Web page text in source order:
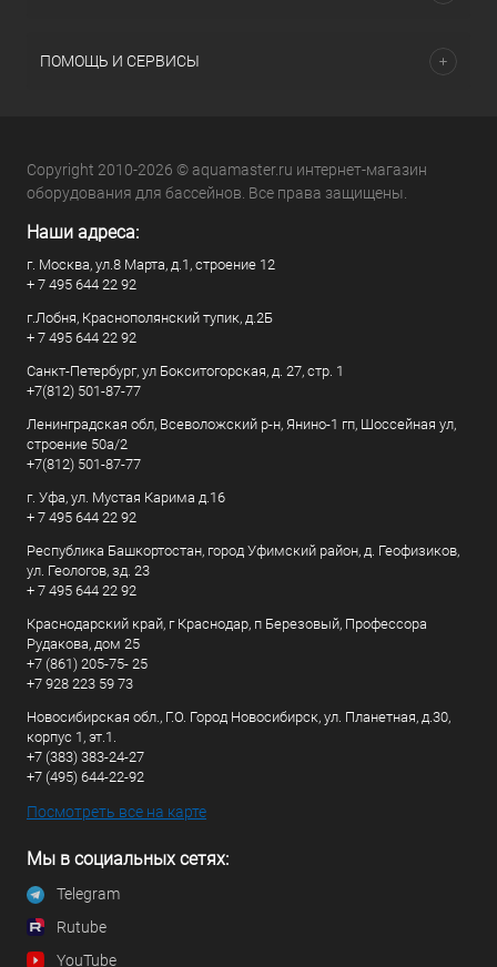
ПОМОЩЬ И СЕРВИСЫ
Copyright 2010-2026 © aquamaster.ru интернет-магазин
оборудования для бассейнов. Все права защищены.
Наши адреса:
г. Москва, ул.8 Марта, д.1, строение 12
+ 7 495 644 22 92
г.Лобня, Краснополянский тупик, д.2Б
+ 7 495 644 22 92
Санкт-Петербург, ул Бокситогорская, д. 27, стр. 1
+7(812) 501-87-77
Ленинградская обл, Всеволожский р-н, Янино-1 гп, Шоссейная ул,
строение 50а/2
+7(812) 501-87-77
г. Уфа, ул. Мустая Карима д.16
+ 7 495 644 22 92
Республика Башкортостан, город Уфимский район, д. Геофизиков,
ул. Геологов, зд. 23
+ 7 495 644 22 92
Краснодарский край, г Краснодар, п Березовый, Профессора
Рудакова, дом 25
+7 (861) 205-75- 25
+7 928 223 59 73
Новосибирская обл., Г.О. Город Новосибирск, ул. Планетная, д.30,
корпус 1, эт.1.
+7 (383) 383-24-27
+7 (495) 644-22-92
Посмотреть все на карте
Мы в социальных сетях:
Telegram
Rutube
YouTube